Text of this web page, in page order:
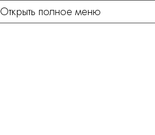
Открыть полное меню